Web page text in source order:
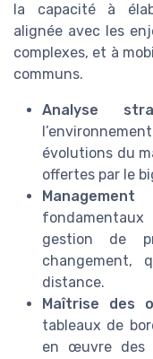
la capacité à
alignée avec les
complexes, et à
communs.
Analyse
évolutions du
offertes par le
gestion de
changement,
distance.
Maîtrise des
tableaux de
en œuvre des